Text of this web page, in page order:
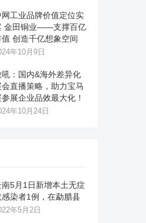
网工业品牌价值定位实
金田铜业——支撑百亿
值 创造千亿想象空间
年10月9日
吼：国内&海外差异化
会直播策略，助力宝马
参展企业品效最大化！
年10月24日
南5月1日新增本土无症
感染者1例，在勐腊县
年5月2日